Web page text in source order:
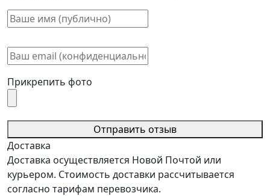
Прикрепить фото
Отправить отзыв
Доставка
Доставка осуществляется Новой Почтой или
курьером. Стоимость доставки рассчитывается
согласно тарифам перевозчика.